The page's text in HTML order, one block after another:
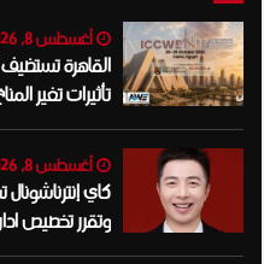
أغسطس 8, 2026
القاهرة
تأثيرات تغير
أغسطس 8, 2026
كاي
وتقرر تخصيص